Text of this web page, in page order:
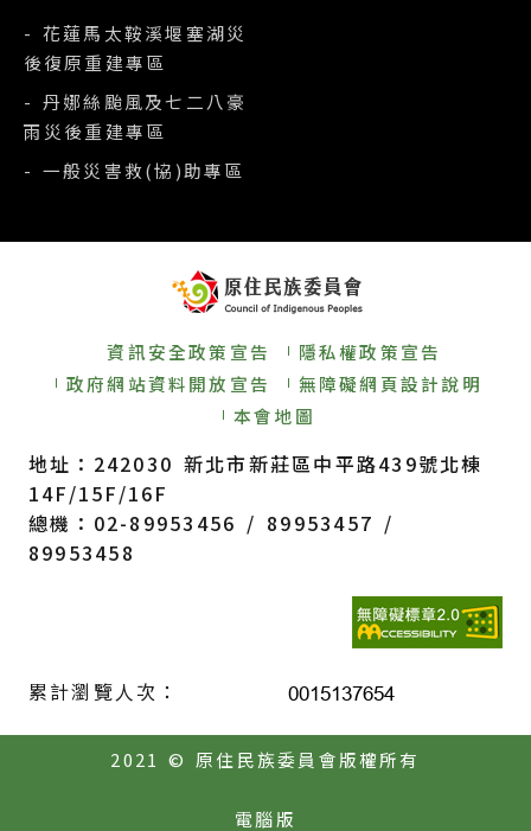
- 花蓮馬太鞍溪堰塞湖災
後復原重建專區
- 丹娜絲颱風及七二八豪
雨災後重建專區
- 一般災害救(協)助專區
資訊安全政策宣告
隱私權政策宣告
政府網站資料開放宣告
無障礙網頁設計說明
本會地圖
地址：242030 新北市新莊區中平路439號北棟
14F/15F/16F
總機：02-89953456 / 89953457 /
89953458
累計瀏覽人次：
2021 © 原住民族委員會版權所有
電腦版